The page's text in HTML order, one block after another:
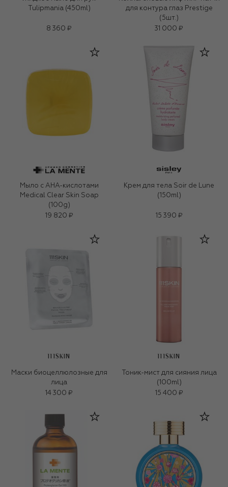
Tulipmania (450ml)
8 360 ₽
для контура глаз Prestige
(5шт.)
31 000 ₽
Мыло с AHA-кислотами
Medical Clear Skin Soap
(100g)
19 820 ₽
Крем для тела Soir de Lune
(150ml)
15 390 ₽
111SKIN
Маски биоцеллюлозные для
лица
14 300 ₽
111SKIN
Тоник-мист для сияния лица
(100ml)
15 400 ₽